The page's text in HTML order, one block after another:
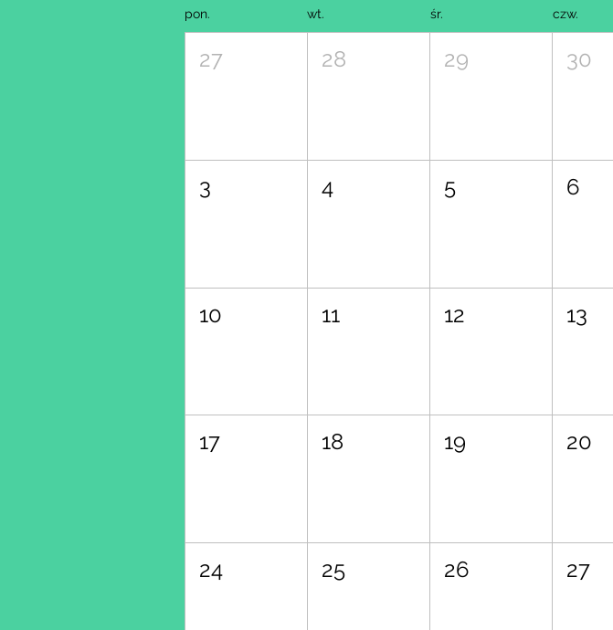
pon. wt. śr. czw.
27 28 29 30
3 4 5 6
10 11 12 13
17 18 19 20
24 25 26 27